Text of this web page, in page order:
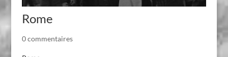
Rome
0 commentaires